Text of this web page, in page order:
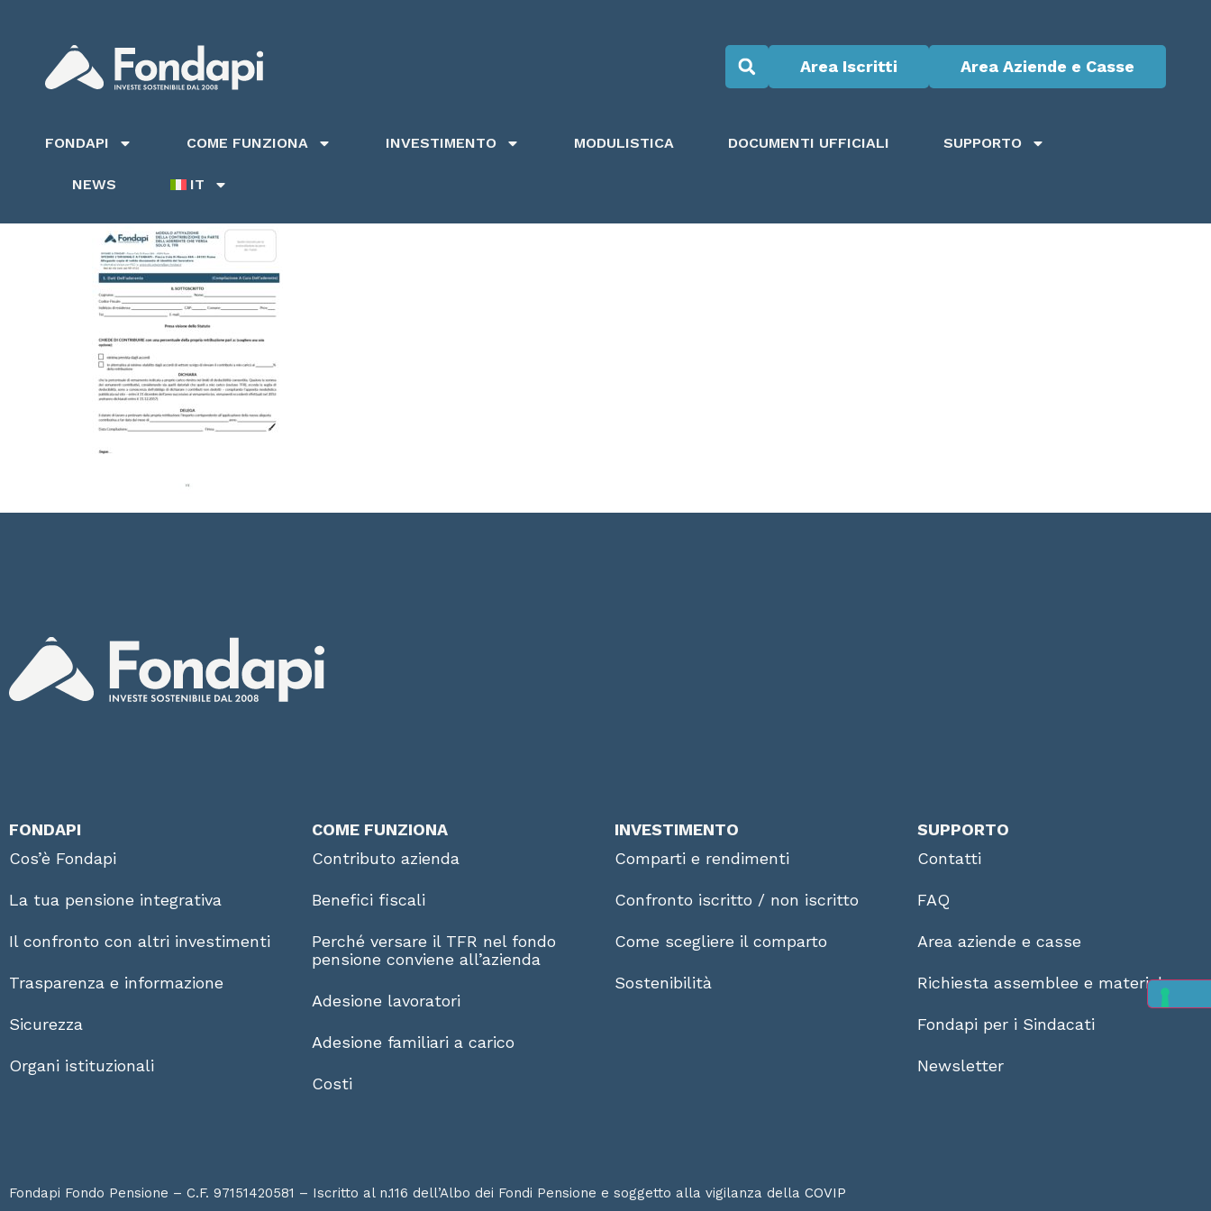
Area Iscritti Area Aziende e Casse
FONDAPI COME FUNZIONA INVESTIMENTO MODULISTICA DOCUMENTI UFFICIALI SUPPORTO
NEWS IT
FONDAPI
Cos’è Fondapi
La tua pensione integrativa
Il confronto con altri investimenti
Trasparenza e informazione
Sicurezza
Organi istituzionali
COME FUNZIONA
Contributo azienda
Benefici fiscali
Perché versare il TFR nel fondo
pensione conviene all’azienda
Adesione lavoratori
Adesione familiari a carico
Costi
INVESTIMENTO
Comparti e rendimenti
Confronto iscritto / non iscritto
Come scegliere il comparto
Sostenibilità
SUPPORTO
Contatti
FAQ
Area aziende e casse
Richiesta assemblee e materiale
Fondapi per i Sindacati
Newsletter
Fondapi Fondo Pensione – C.F. 97151420581 – Iscritto al n.116 dell’Albo dei Fondi Pensione e soggetto alla vigilanza della COVIP